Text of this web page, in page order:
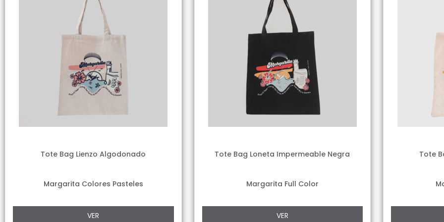
Tote Bag Lienzo Algodonado
Margarita Colores Pasteles
VER
Tote Bag Loneta Impermeable Negra
Margarita Full Color
VER
Tote